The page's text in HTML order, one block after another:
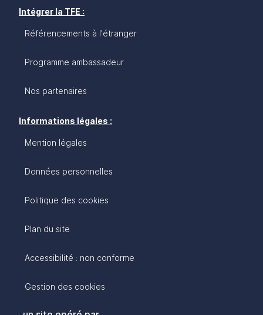
Intégrer la TFE :
Référencements à l'étranger
Programme ambassadeur
Nos partenaires
Informations légales :
Mention légales
Données personnelles
Politique des cookies
Plan du site
Accessibilité : non conforme
Gestion des cookies